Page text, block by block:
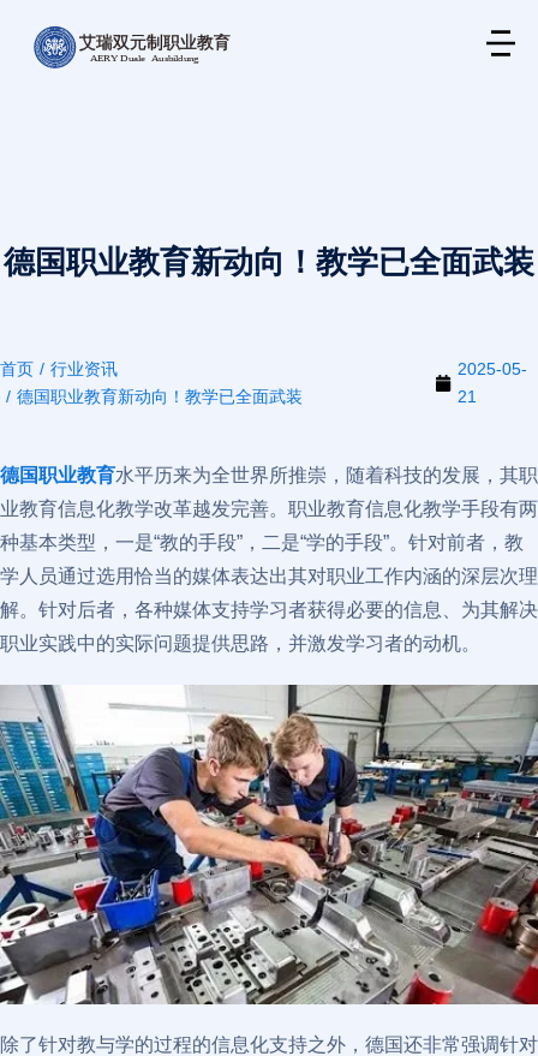
德国职业教育新动向！教学已全面武装
您在这里：
首页
行业资讯
德国职业教育新动向！教学已全面武装
2025-05-
21
德国职业教育水平历来为全世界所推崇，随着科技的发展，其职
业教育信息化教学改革越发完善。职业教育信息化教学手段有两
种基本类型，一是“教的手段”，二是“学的手段”。针对前者，教
学人员通过选用恰当的媒体表达出其对职业工作内涵的深层次理
解。针对后者，各种媒体支持学习者获得必要的信息、为其解决
职业实践中的实际问题提供思路，并激发学习者的动机。
除了针对教与学的过程的信息化支持之外，德国还非常强调针对